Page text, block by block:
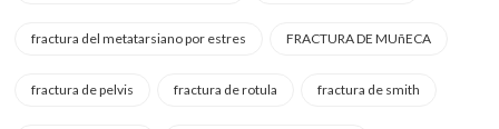
fractura del metatarsiano por estres FRACTURA DE MUñECA
fractura de pelvis fractura de rotula fractura de smith